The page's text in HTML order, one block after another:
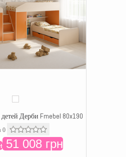
Дерби Fmebel 80x190
0
51 008 грн